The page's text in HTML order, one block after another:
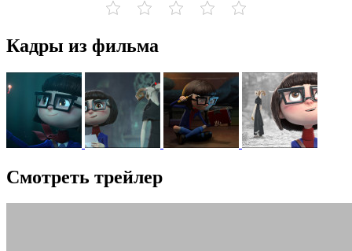
Кадры из фильма
Смотреть трейлер